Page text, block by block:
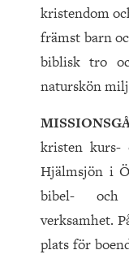
kristendom
främst barn
biblisk tro
naturskön
kristen kurs-
Hjälmsjön i
bibel- och
verksamhet.
plats för